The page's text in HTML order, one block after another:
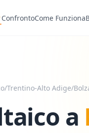
ConfrontoCome Funziona
/Trentino-Alto Adige/
a